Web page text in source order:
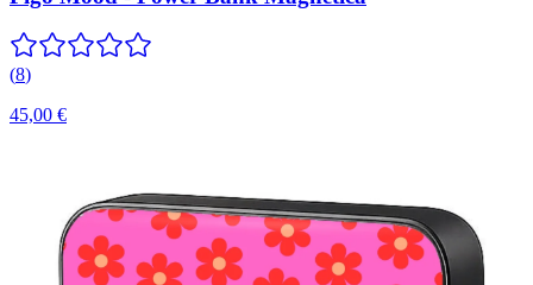
(8)
45,00 €